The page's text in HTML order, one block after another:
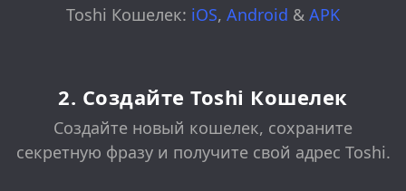
Toshi Кошелек: iOS, Android & APK
2. Создайте Toshi Кошелек
Создайте новый кошелек, сохраните
секретную фразу и получите свой адрес Toshi.